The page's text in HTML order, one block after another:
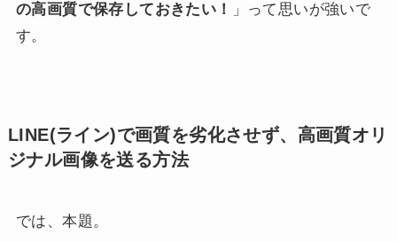
の高画質で保存しておきたい！
」って思いが強いで
す。
LINE(ライン)で画質を劣化させず、高画質オリ
ジナル画像を送る方法
では、本題。